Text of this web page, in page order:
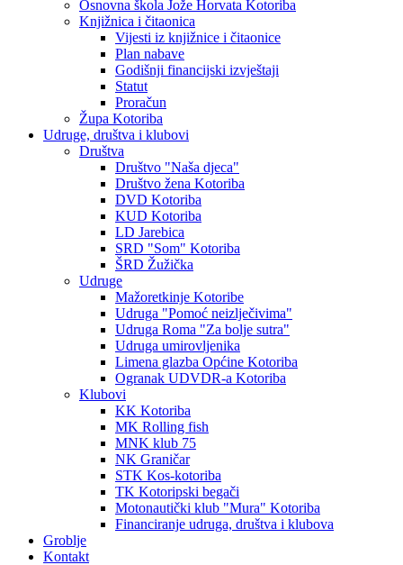
Osnovna škola Jože Horvata Kotoriba
Knjižnica i čitaonica
Vijesti iz knjižnice i čitaonice
Plan nabave
Godišnji financijski izvještaji
Statut
Proračun
Župa Kotoriba
Udruge, društva i klubovi
Društva
Društvo "Naša djeca"
Društvo žena Kotoriba
DVD Kotoriba
KUD Kotoriba
LD Jarebica
SRD "Som" Kotoriba
ŠRD Žužička
Udruge
Mažoretkinje Kotoribe
Udruga "Pomoć neizlječivima"
Udruga Roma "Za bolje sutra"
Udruga umirovljenika
Limena glazba Općine Kotoriba
Ogranak UDVDR-a Kotoriba
Klubovi
KK Kotoriba
MK Rolling fish
MNK klub 75
NK Graničar
STK Kos-kotoriba
TK Kotoripski begači
Motonautički klub "Mura" Kotoriba
Financiranje udruga, društva i klubova
Groblje
Kontakt